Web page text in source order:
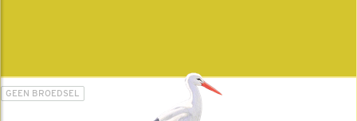
GEEN BROEDSEL